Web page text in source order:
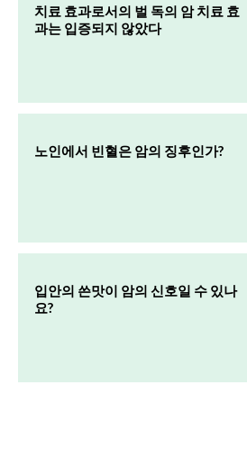
치료 효과로서의 벌 독의 암 치료 효
과는 입증되지 않았다
노인에서 빈혈은 암의 징후인가?
입안의 쓴맛이 암의 신호일 수 있나
요?